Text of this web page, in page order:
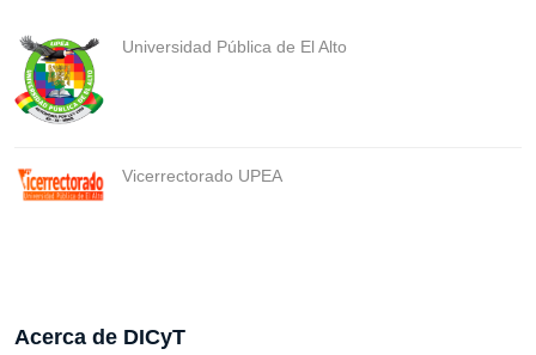
Universidad Pública de El Alto
Vicerrectorado UPEA
Acerca de DICyT